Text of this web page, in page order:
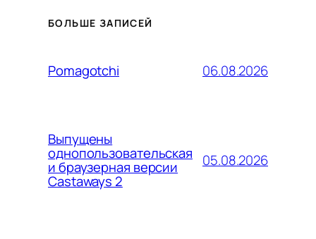
БОЛЬШЕ ЗАПИСЕЙ
Pomagotchi 06.08.2026
Выпущены
однопользовательская
и браузерная версии
Castaways 2
05.08.2026